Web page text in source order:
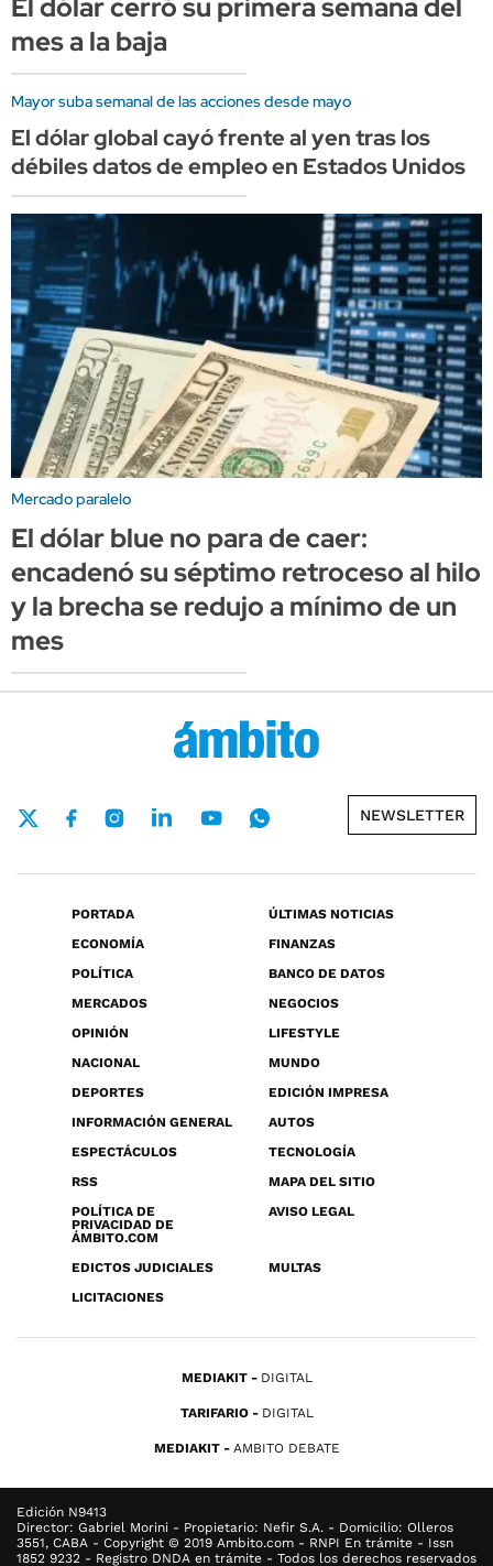
El dólar cerró su primera semana del
mes a la baja
Mayor suba semanal de las acciones desde mayo
El dólar global cayó frente al yen tras los
débiles datos de empleo en Estados Unidos
Mercado paralelo
El dólar blue no para de caer:
encadenó su séptimo retroceso al hilo
y la brecha se redujo a mínimo de un
mes
NEWSLETTER
PORTADA
ÚLTIMAS NOTICIAS
ECONOMÍA
FINANZAS
POLÍTICA
BANCO DE DATOS
MERCADOS
NEGOCIOS
OPINIÓN
LIFESTYLE
NACIONAL
MUNDO
DEPORTES
EDICIÓN IMPRESA
INFORMACIÓN GENERAL
AUTOS
ESPECTÁCULOS
TECNOLOGÍA
RSS
MAPA DEL SITIO
POLÍTICA DE
PRIVACIDAD DE
ÁMBITO.COM
AVISO LEGAL
EDICTOS JUDICIALES
MULTAS
LICITACIONES
MEDIAKIT DIGITAL
TARIFARIO DIGITAL
MEDIAKIT AMBITO DEBATE
Edición N9413
Director: Gabriel Morini - Propietario: Nefir S.A. - Domicilio: Olleros
3551, CABA - Copyright © 2019 Ambito.com - RNPI En trámite - Issn
1852 9232 - Registro DNDA en trámite - Todos los derechos reservados